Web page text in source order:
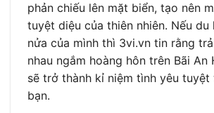
phản chiếu lên mặt biển, tạo nên
tuyệt diệu của thiên nhiên. Nếu
nửa của mình thì 3vi.vn tin rằng
nhau ngắm hoàng hôn trên Bãi An
sẽ trở thành kỉ niệm tình yêu tuyệt
bạn.